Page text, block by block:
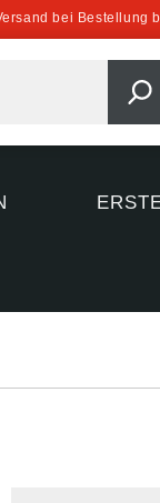
bei Bestellung